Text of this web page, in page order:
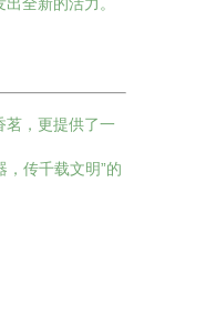
茗，更提供了一
传千载文明”的